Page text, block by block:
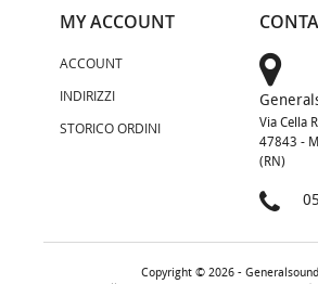
MY ACCOUNT
ACCOUNT
INDIRIZZI
STORICO ORDINI
Via Cella
47843 -
(RN)
Copyright © 2026 -